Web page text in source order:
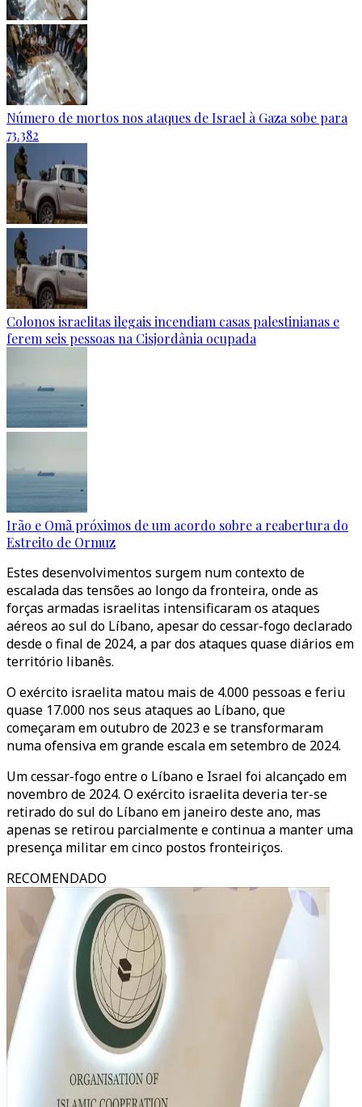
Número de mortos nos ataques de Israel à Gaza sobe para
73.382
Colonos israelitas ilegais incendiam casas palestinianas e
ferem seis pessoas na Cisjordânia ocupada
Irão e Omã próximos de um acordo sobre a reabertura do
Estreito de Ormuz
Estes desenvolvimentos surgem num contexto de
escalada das tensões ao longo da fronteira, onde as
forças armadas israelitas intensificaram os ataques
aéreos ao sul do Líbano, apesar do cessar-fogo declarado
desde o final de 2024, a par dos ataques quase diários em
território libanês.
O exército israelita matou mais de 4.000 pessoas e feriu
quase 17.000 nos seus ataques ao Líbano, que
começaram em outubro de 2023 e se transformaram
numa ofensiva em grande escala em setembro de 2024.
Um cessar-fogo entre o Líbano e Israel foi alcançado em
novembro de 2024. O exército israelita deveria ter-se
retirado do sul do Líbano em janeiro deste ano, mas
apenas se retirou parcialmente e continua a manter uma
presença militar em cinco postos fronteiriços.
RECOMENDADO